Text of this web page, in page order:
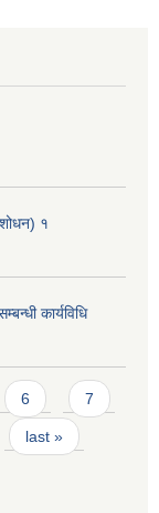
१
कार्यविधि
6 7
last »